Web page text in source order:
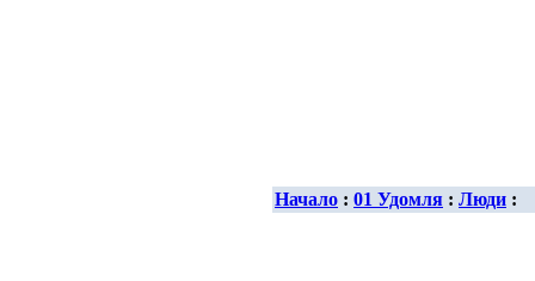
Начало : 01 Удомля : Люди :